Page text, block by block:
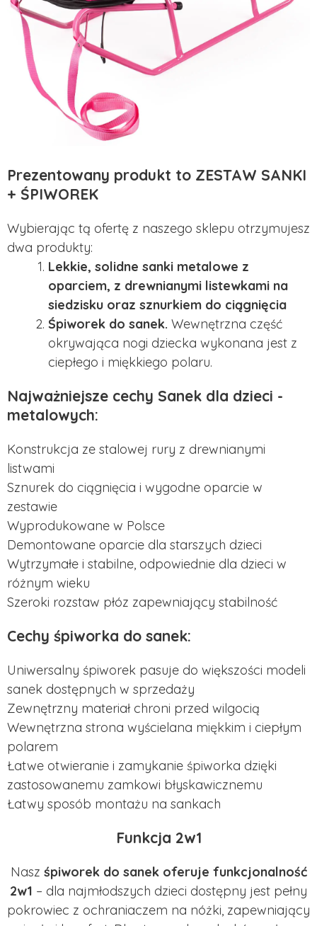
Prezentowany produkt to ZESTAW SANKI
+ ŚPIWOREK
Wybierając tą ofertę z naszego sklepu otrzymujesz
dwa produkty:
Lekkie, solidne sanki metalowe z
oparciem, z drewnianymi listewkami na
siedzisku oraz sznurkiem do ciągnięcia
Śpiworek do sanek. Wewnętrzna część
okrywająca nogi dziecka wykonana jest z
ciepłego i miękkiego polaru.
Najważniejsze cechy Sanek dla dzieci -
metalowych:
Konstrukcja ze stalowej rury z drewnianymi
listwami
Sznurek do ciągnięcia i wygodne oparcie w
zestawie
Wyprodukowane w Polsce
Demontowane oparcie dla starszych dzieci
Wytrzymałe i stabilne, odpowiednie dla dzieci w
różnym wieku
Szeroki rozstaw płóz zapewniający stabilność
Cechy śpiworka do sanek:
Uniwersalny śpiworek pasuje do większości modeli
sanek dostępnych w sprzedaży
Zewnętrzny materiał chroni przed wilgocią
Wewnętrzna strona wyścielana miękkim i ciepłym
polarem
Łatwe otwieranie i zamykanie śpiworka dzięki
zastosowanemu zamkowi błyskawicznemu
Łatwy sposób montażu na sankach
Funkcja 2w1
Nasz śpiworek do sanek oferuje funkcjonalność
2w1 – dla najmłodszych dzieci dostępny jest pełny
pokrowiec z ochraniaczem na nóżki, zapewniający